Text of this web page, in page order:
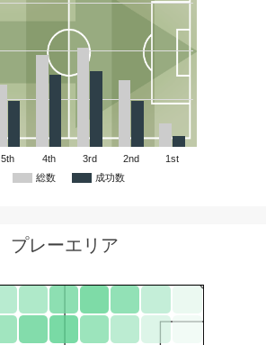
総数 成功数
5th 4th 3rd 2nd 1st
プレーエリア